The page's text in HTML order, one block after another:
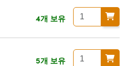
4개 보유
5개 보유